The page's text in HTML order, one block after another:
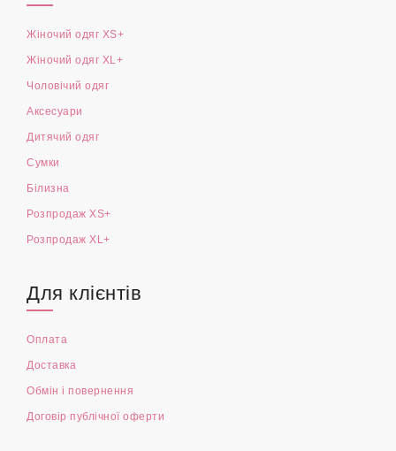
Жіночий одяг XS+
Жіночий одяг XL+
Чоловічий одяг
Аксесуари
Дитячий одяг
Сумки
Білизна
Розпродаж XS+
Розпродаж XL+
Для клієнтів
Оплата
Доставка
Обмін і повернення
Договір публічної оферти